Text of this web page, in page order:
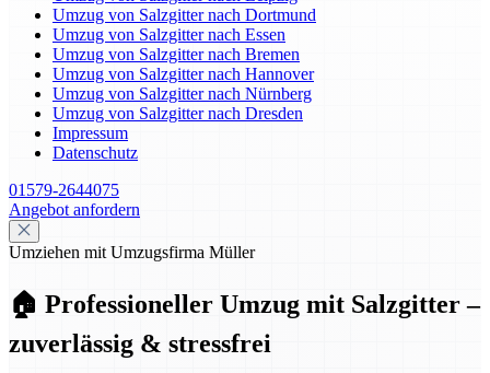
Umzug von Salzgitter nach Dortmund
Umzug von Salzgitter nach Essen
Umzug von Salzgitter nach Bremen
Umzug von Salzgitter nach Hannover
Umzug von Salzgitter nach Nürnberg
Umzug von Salzgitter nach Dresden
Impressum
Datenschutz
01579-2644075
Angebot anfordern
Umziehen mit Umzugsfirma Müller
🏠 Professioneller Umzug mit Salzgitter –
zuverlässig & stressfrei